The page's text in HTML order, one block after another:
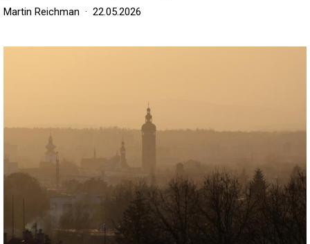
Martin Reichman 22.05.2026